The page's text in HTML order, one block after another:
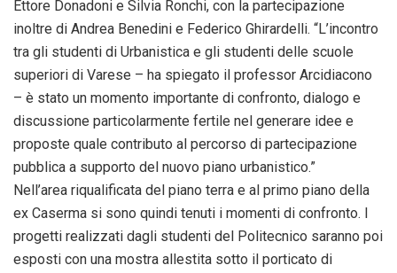
Ettore Donadoni e Silvia Ronchi, con la partecipazione
inoltre di Andrea Benedini e Federico Ghirardelli. “L’incontro
tra gli studenti di Urbanistica e gli studenti delle scuole
superiori di Varese – ha spiegato il professor Arcidiacono
– è stato un momento importante di confronto, dialogo e
discussione particolarmente fertile nel generare idee e
proposte quale contributo al percorso di partecipazione
pubblica a supporto del nuovo piano urbanistico.”
Nell’area riqualificata del piano terra e al primo piano della
ex Caserma si sono quindi tenuti i momenti di confronto. I
progetti realizzati dagli studenti del Politecnico saranno poi
esposti con una mostra allestita sotto il porticato di